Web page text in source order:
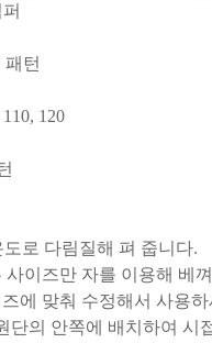
패턴
120
로 다림질해 펴 줍니다.
이즈만 자를 이용해 베
에 맞춰 수정해서 사용하
의 안쪽에 배치하여 시